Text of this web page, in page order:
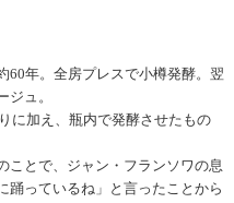
60年。全房プレスで小樽発酵。翌
ュ。
に加え、瓶内で発酵させたもの
ことで、ジャン・フランソワの息
踊っているね」と言ったことから